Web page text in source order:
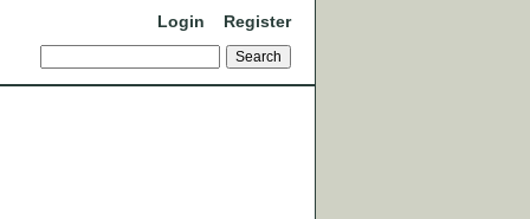
Login Register